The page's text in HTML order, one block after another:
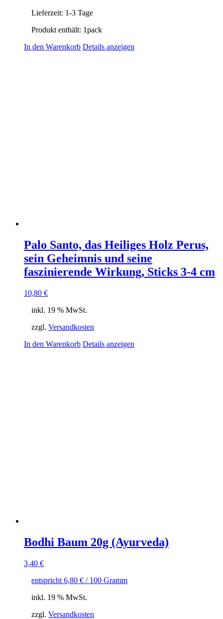
Lieferzeit: 1-3 Tage
Produkt enthält: 1pack
In den Warenkorb Details anzeigen
Palo Santo, das Heiliges Holz Perus,
sein Geheimnis und seine
faszinierende Wirkung, Sticks 3-4 cm
10,80 €
inkl. 19 % MwSt.
zzgl. Versandkosten
In den Warenkorb Details anzeigen
Bodhi Baum 20g (Ayurveda)
3,40 €
entspricht 6,80 € / 100 Gramm
inkl. 19 % MwSt.
zzgl. Versandkosten